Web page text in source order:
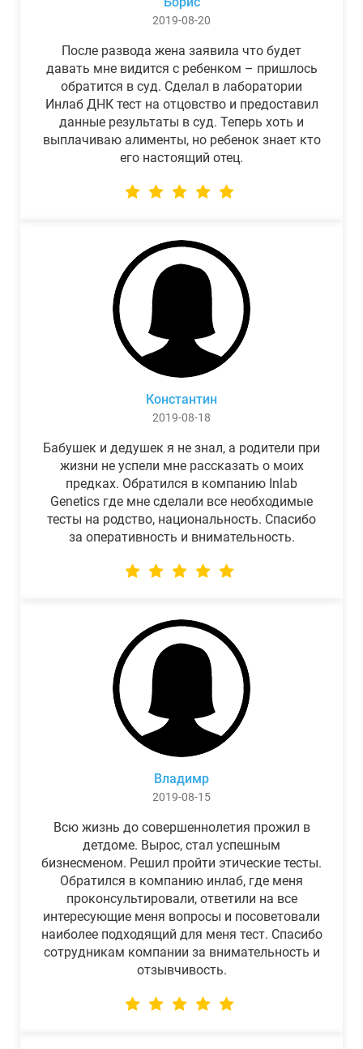
2019-08-20
После развода жена заявила что будет
давать мне видится с ребенком – пришлось
обратится в суд. Сделал в лаборатории
Инлаб ДНК тест на отцовство и предоставил
данные результаты в суд. Теперь хоть и
выплачиваю алименты, но ребенок знает кто
его настоящий отец.
Константин
2019-08-18
Бабушек и дедушек я не знал, а родители при
жизни не успели мне рассказать о моих
предках. Обратился в компанию Inlab
Genetics где мне сделали все необходимые
тесты на родство, национальность. Спасибо
за оперативность и внимательность.
Владимр
2019-08-15
Всю жизнь до совершеннолетия прожил в
детдоме. Вырос, стал успешным
бизнесменом. Решил пройти этические тесты.
Обратился в компанию инлаб, где меня
проконсультировали, ответили на все
интересующие меня вопросы и посоветовали
наиболее подходящий для меня тест. Спасибо
сотрудникам компании за внимательность и
отзывчивость.